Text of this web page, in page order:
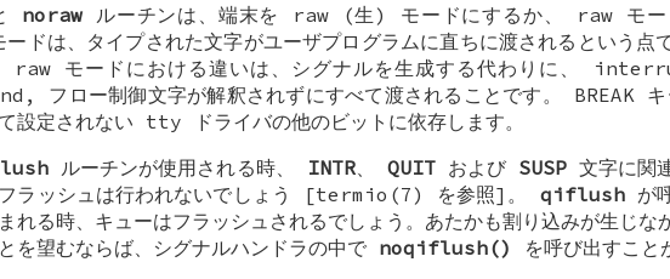
noraw ルーチンは、端末を raw (生) モードにするか、 raw モー
ドは、タイプされた文字がユーザプログラムに直ちに渡されるという点
raw モードにおける違いは、シグナルを生成する代わりに、
フロー制御文字が解釈されずにすべて渡されることです。 BREAK キ
設定されない tty ドライバの他のビットに依存します。
ルーチンが使用される時、 INTR、 QUITおよび SUSP 文字に関
フラッシュは行われないでしょう [termio(7) を参照]。 qiflushが呼
れる時、キューはフラッシュされるでしょう。あたかも割り込みが生じな
を望むならば、シグナルハンドラの中で noqiflush()
を呼び出すこと